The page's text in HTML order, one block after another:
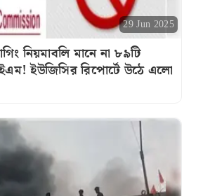
29 Jun 2025
নিয়মাবলি মানে না ৮৯টি
ইউজিসির রিপোর্টে উঠে এলো